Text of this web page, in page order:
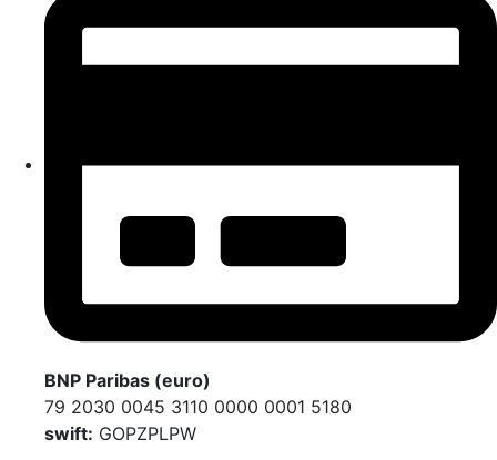
BNP Paribas (euro)
79 2030 0045 3110 0000 0001 5180
swift: GOPZPLPW